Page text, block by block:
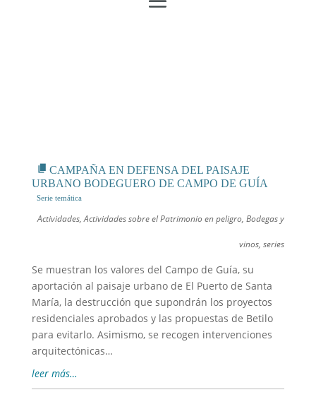
CAMPAÑA EN DEFENSA DEL PAISAJE
URBANO BODEGUERO DE CAMPO DE GUÍA
Actividades,Actividades sobre el Patrimonio en peligro,Bodegas y
vinos,series
Se muestran los valores del Campo de Guía, su
aportación al paisaje urbano de El Puerto de Santa
María, la destrucción que supondrán los proyectos
residenciales aprobados y las propuestas de Betilo
para evitarlo. Asimismo, se recogen intervenciones
arquitectónicas…
leer más…